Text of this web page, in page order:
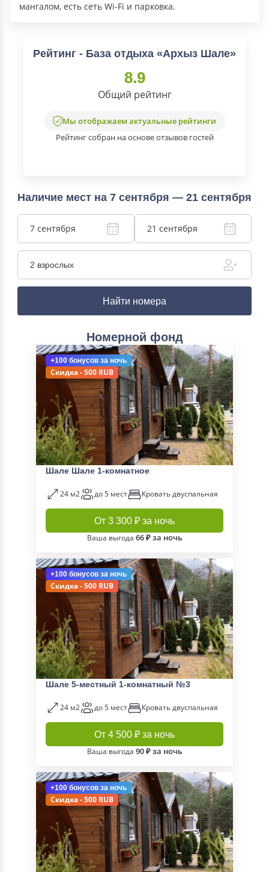
мангалом, есть сеть Wi-Fi и парковка.
Рейтинг - База отдыха «Архыз Шале»
8.9
Общий рейтинг
Мы отображаем актуальные рейтинги
Рейтинг собран на основе отзывов гостей
Наличие мест на 7 сентября — 21 сентября
7 сентября 21 сентября
2 взрослых
Найти номера
Номерной фонд
+100 бонусов за ночь
Скидка - 500 RUB
Шале Шале 1-комнатное
24 м2 до 5 мест Кровать двуспальная
От 3 300 ₽ за ночь
Ваша выгода 66 ₽ за ночь
+100 бонусов за ночь
Скидка - 500 RUB
Шале 5-местный 1-комнатный №3
24 м2 до 5 мест Кровать двуспальная
От 4 500 ₽ за ночь
Ваша выгода 90 ₽ за ночь
+100 бонусов за ночь
Скидка - 500 RUB